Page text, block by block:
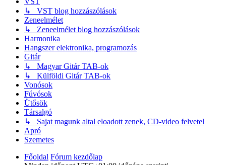
↳ VST blog hozzászólások
Zeneelmélet
↳ Zeneelmélet blog hozzászólások
Harmonika
Hangszer elektronika, programozás
Gitár
↳ Magyar Gitár TAB-ok
↳ Külföldi Gitár TAB-ok
Vonósok
Fúvósok
Ütősök
Társalgó
↳ Sajat magunk altal eloadott zenek, CD-video felvetel
Apró
Szemetes
Főoldal Fórum kezdőlap